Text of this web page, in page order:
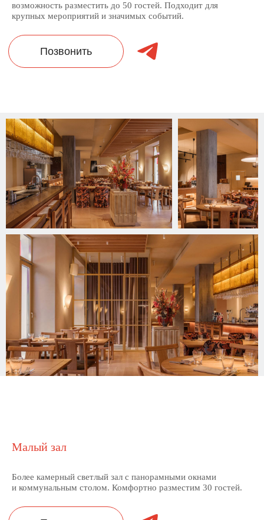
возможность разместить до 50 гостей. Подходит для
крупных мероприятий и значимых событий.
Малый зал
Более камерный светлый зал с панорамными окнами
и коммунальным столом. Комфортно разместим 30 гостей.
Позвонить